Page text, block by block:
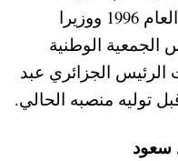
العام 1994 وكان وزيرا للصناعة العام 1996 ووزيرا
ونائبا لرئيس الجمعية الوطنية
الرئيس الجزائري عبد
سعود